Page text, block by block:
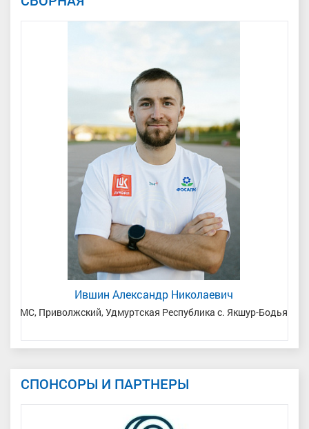
Ившин Александр Николаевич
МС, Приволжский, Удмуртская Республика с. Якшур-Бодья
СПОНСОРЫ И ПАРТНЕРЫ